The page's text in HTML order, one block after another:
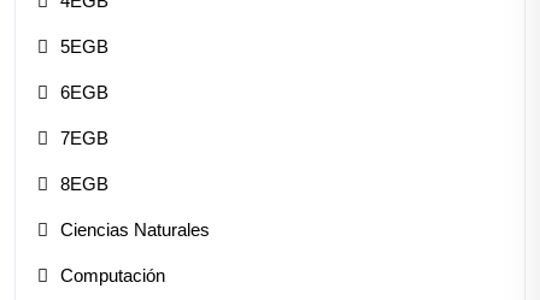
5EGB
6EGB
7EGB
8EGB
Ciencias Naturales
Computación